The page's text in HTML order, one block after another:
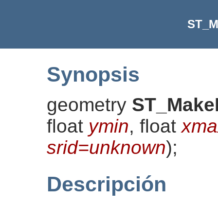
Synopsis
geometry
float ymin, float
srid=unknown);
Descripción